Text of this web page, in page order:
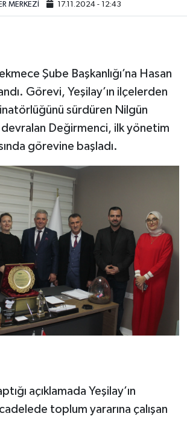
MERKEZİ 17.11.2024 - 12:43
Şube Başkanlığı’na Hasan
Görevi, Yeşilay’ın ilçelerden
sürdüren Nilgün
devralan Değirmenci, ilk yönetim
görevine başladı.
açıklamada Yeşilay’ın
toplum yararına çalışan